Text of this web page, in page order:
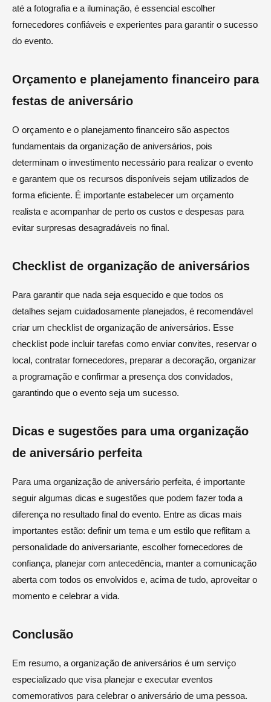
até a fotografia e a iluminação, é essencial escolher
fornecedores confiáveis e experientes para garantir o sucesso
do evento.
Orçamento e planejamento financeiro para
festas de aniversário
O orçamento e o planejamento financeiro são aspectos
fundamentais da organização de aniversários, pois
determinam o investimento necessário para realizar o evento
e garantem que os recursos disponíveis sejam utilizados de
forma eficiente. É importante estabelecer um orçamento
realista e acompanhar de perto os custos e despesas para
evitar surpresas desagradáveis no final.
Checklist de organização de aniversários
Para garantir que nada seja esquecido e que todos os
detalhes sejam cuidadosamente planejados, é recomendável
criar um checklist de organização de aniversários. Esse
checklist pode incluir tarefas como enviar convites, reservar o
local, contratar fornecedores, preparar a decoração, organizar
a programação e confirmar a presença dos convidados,
garantindo que o evento seja um sucesso.
Dicas e sugestões para uma organização
de aniversário perfeita
Para uma organização de aniversário perfeita, é importante
seguir algumas dicas e sugestões que podem fazer toda a
diferença no resultado final do evento. Entre as dicas mais
importantes estão: definir um tema e um estilo que reflitam a
personalidade do aniversariante, escolher fornecedores de
confiança, planejar com antecedência, manter a comunicação
aberta com todos os envolvidos e, acima de tudo, aproveitar o
momento e celebrar a vida.
Conclusão
Em resumo, a organização de aniversários é um serviço
especializado que visa planejar e executar eventos
comemorativos para celebrar o aniversário de uma pessoa.